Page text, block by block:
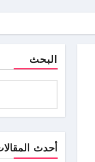
البحث
أحدث